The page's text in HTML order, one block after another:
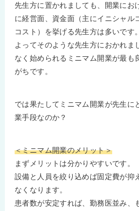
先生方に置かれましても、開業にお
に経営面、資金面（主にイニシャル
コスト）を挙げる先生方は多いです。
よってそのような先生方におかれま
なく始められるミニマム開業が最も
がちです。
では果たしてミニマム開業が先生に
業手段なのか？
＜ミニマム開業のメリット＞
まずメリットは分かりやすいです。
設備と人員を絞り込めば固定費が抑
なくなります。
患者数が安定すれば、勤務医並み、